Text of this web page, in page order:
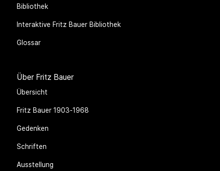
Bibliothek
Interaktive Fritz Bauer Bibliothek
Glossar
Über Fritz Bauer
Übersicht
Fritz Bauer 1903-1968
Gedenken
Schriften
Ausstellung